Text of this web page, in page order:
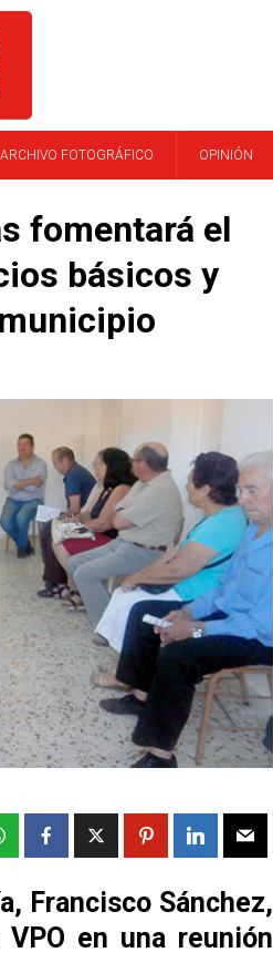
ARCHIVO FOTOGRÁFICO OPINIÓN
fomentará el
básicos y
Francisco Sánchez,
en una reunión